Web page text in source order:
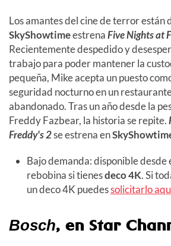
Los amantes del cine de terror están
SkyShowtimeestrenaFive Nights at
Recientemente despedido y
trabajo para poder mantener la
pequeña, Mike acepta un puesto
seguridad nocturno en un
abandonado. Tras un año desde la
Freddy Fazbear, la historia se repite.
Freddy's 2se estrena en
Bajo demanda: disponible desde
rebobina si tienesdeco 4K. Si
un deco 4K puedessolicitarlo
Bosch, en Star